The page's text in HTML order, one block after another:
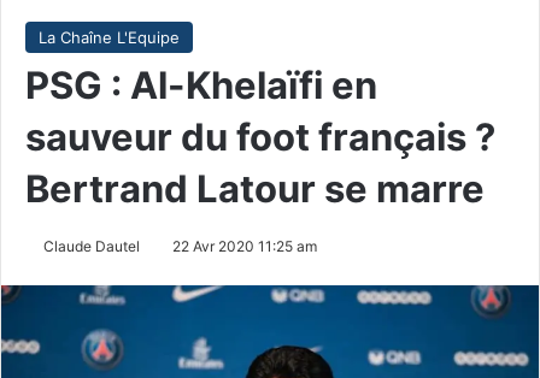
La Chaîne L'Equipe
PSG : Al-Khelaïfi en
sauveur du foot français ?
Bertrand Latour se marre
Claude Dautel 22 Avr 2020 11:25 am